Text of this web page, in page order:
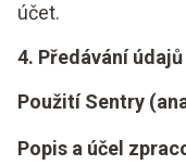
účet.
4. Předávání údajů
Použití Sentry
Popis a účel